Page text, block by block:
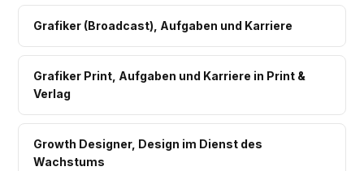
Grafiker (Broadcast), Aufgaben und Karriere
Grafiker Print, Aufgaben und Karriere in Print &
Verlag
Growth Designer, Design im Dienst des
Wachstums